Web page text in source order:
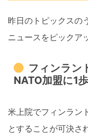
昨日のトピックスの
ニュースをピックア
フィンラン
NATO加盟に1
米上院でフィンラン
とすることが可決さ